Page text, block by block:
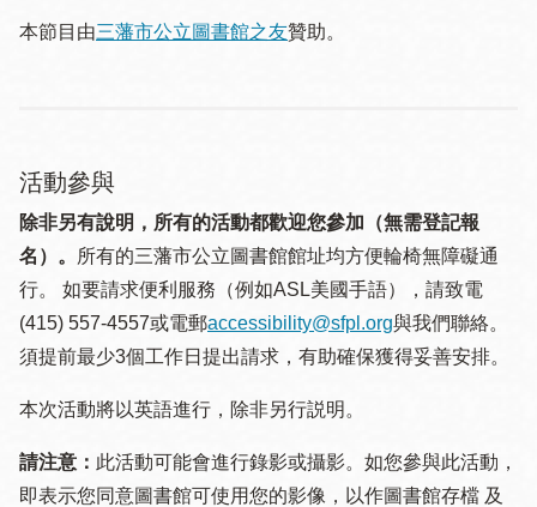
本節目由三藩市公立圖書館之友贊助。
活動參與
除非另有說明，所有的活動都歡迎您參加（無需登記報
名）。
所有的三藩市公立圖書館館址均方便輪椅無障礙通
行。 如要請求便利服務（例如ASL美國手語），請致電
(415) 557-4557或電郵accessibility@sfpl.org與我們聯絡。
須提 前最少3個工作日提出請求，有助確保獲得妥善安排。
本次活動將以英語進行，除非另行説明。
請注意： 此活動可能會進行錄影或攝影。如您參與此活動，
即表示您同意圖書館可使用您的影像，以作圖書館存檔 及